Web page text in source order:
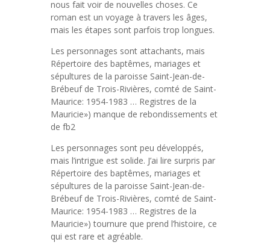
nous fait voir de nouvelles choses. Ce
roman est un voyage à travers les âges,
mais les étapes sont parfois trop longues.
Les personnages sont attachants, mais
Répertoire des baptêmes, mariages et
sépultures de la paroisse Saint-Jean-de-
Brébeuf de Trois-Rivières, comté de Saint-
Maurice: 1954-1983 … Registres de la
Mauricie») manque de rebondissements et
de fb2
Les personnages sont peu développés,
mais l’intrigue est solide. J’ai lire surpris par
Répertoire des baptêmes, mariages et
sépultures de la paroisse Saint-Jean-de-
Brébeuf de Trois-Rivières, comté de Saint-
Maurice: 1954-1983 … Registres de la
Mauricie») tournure que prend l’histoire, ce
qui est rare et agréable.